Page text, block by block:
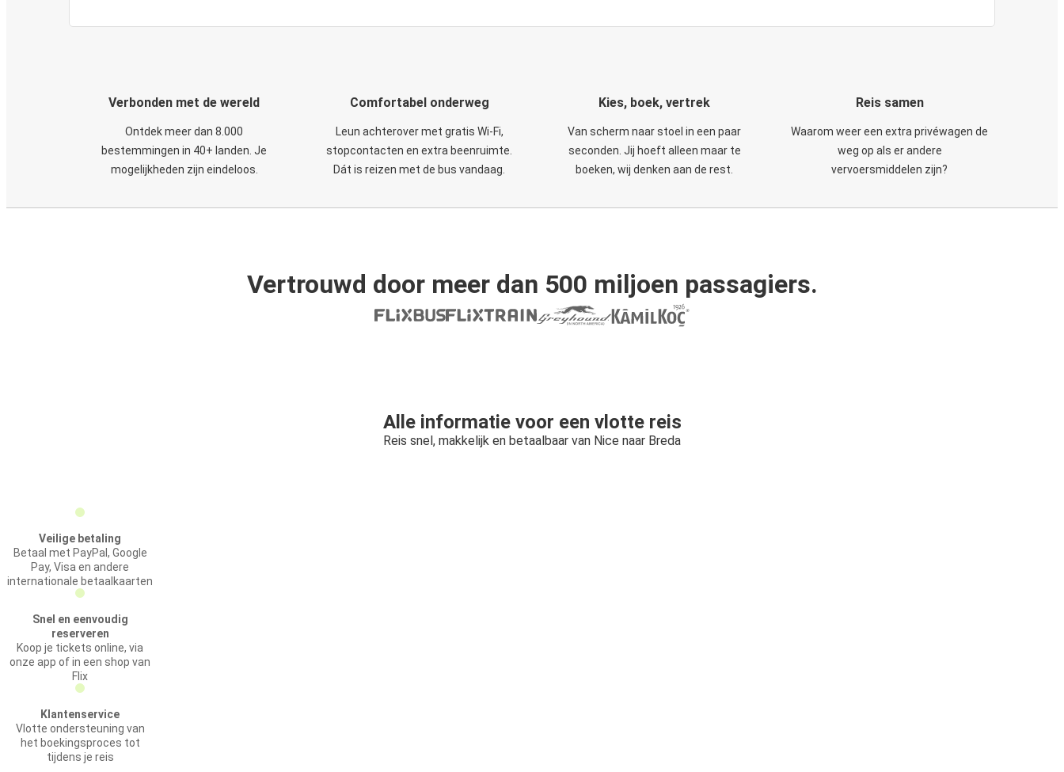
Verbonden met de wereld
Ontdek meer dan 8.000
bestemmingen in 40+ landen. Je
mogelijkheden zijn eindeloos.
Comfortabel onderweg
Leun achterover met gratis Wi-Fi,
stopcontacten en extra beenruimte.
Dát is reizen met de bus vandaag.
Kies, boek, vertrek
Van scherm naar stoel in een paar
seconden. Jij hoeft alleen maar te
boeken, wij denken aan de rest.
Reis samen
Waarom weer een extra privéwagen de
weg op als er andere
vervoersmiddelen zijn?
Vertrouwd door meer dan 500 miljoen passagiers.
Alle informatie voor een vlotte reis
Reis snel, makkelijk en betaalbaar van Nice naar Breda
Veilige betaling
Betaal met PayPal, Google
Pay, Visa en andere
internationale betaalkaarten
Snel en eenvoudig
reserveren
Koop je tickets online, via
onze app of in een shop van
Flix
Klantenservice
Vlotte ondersteuning van
het boekingsproces tot
tijdens je reis